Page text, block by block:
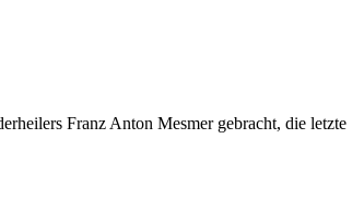
Franz Anton Mesmer gebracht, die letzte